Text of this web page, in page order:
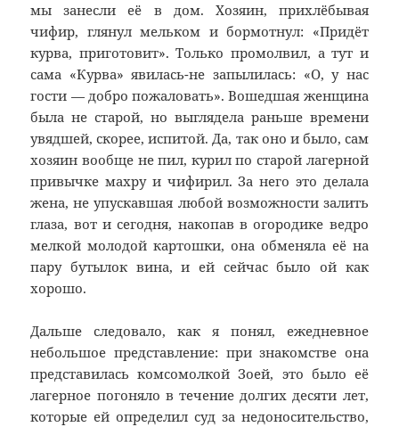
мы занесли её в дом. Хозяин, прихлёбывая
чифир, глянул мельком и бормотнул: «Придёт
курва, приготовит». Только промолвил, а тут и
сама «Курва» явилась-не запылилась: «О, у нас
гости — добро пожаловать». Вошедшая женщина
была не старой, но выглядела раньше времени
увядшей, скорее, испитой. Да, так оно и было, сам
хозяин вообще не пил, курил по старой лагерной
привычке махру и чифирил. За него это делала
жена, не упускавшая любой возможности залить
глаза, вот и сегодня, накопав в огородике ведро
мелкой молодой картошки, она обменяла её на
пару бутылок вина, и ей сейчас было ой как
хорошо.
Дальше следовало, как я понял, ежедневное
небольшое представление: при знакомстве она
представилась комсомолкой Зоей, это было её
лагерное погоняло в течение долгих десяти лет,
которые ей определил суд за недоносительство,